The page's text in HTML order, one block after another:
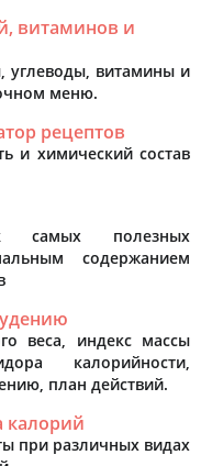
витаминов и
углеводы, витамины и
меню.
рецептов
и химический состав
самых полезных
содержанием
веса, индекс массы
калорийности,
план действий.
калорий
при различных видах